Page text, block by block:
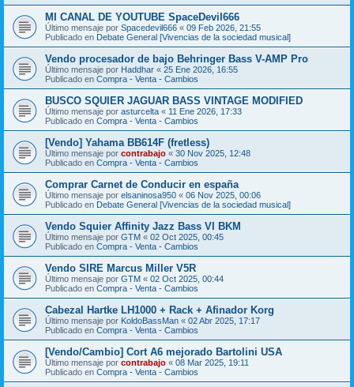
MI CANAL DE YOUTUBE SpaceDevil666
Último mensaje por Spacedevil666 « 09 Feb 2026, 21:55
Publicado en Debate General [Vivencias de la sociedad musical]
Vendo procesador de bajo Behringer Bass V-AMP Pro
Último mensaje por Haddhar « 25 Ene 2026, 16:55
Publicado en Compra - Venta - Cambios
BUSCO SQUIER JAGUAR BASS VINTAGE MODIFIED
Último mensaje por asturcelta « 11 Ene 2026, 17:33
Publicado en Compra - Venta - Cambios
[Vendo] Yahama BB614F (fretless)
Último mensaje por contrabajo « 30 Nov 2025, 12:48
Publicado en Compra - Venta - Cambios
Comprar Carnet de Conducir en españa
Último mensaje por elsaninosa950 « 06 Nov 2025, 00:06
Publicado en Debate General [Vivencias de la sociedad musical]
Vendo Squier Affinity Jazz Bass VI BKM
Último mensaje por GTM « 02 Oct 2025, 00:45
Publicado en Compra - Venta - Cambios
Vendo SIRE Marcus Miller V5R
Último mensaje por GTM « 02 Oct 2025, 00:44
Publicado en Compra - Venta - Cambios
Cabezal Hartke LH1000 + Rack + Afinador Korg
Último mensaje por KoldoBassMan « 02 Abr 2025, 17:17
Publicado en Compra - Venta - Cambios
[Vendo/Cambio] Cort A6 mejorado Bartolini USA
Último mensaje por contrabajo « 08 Mar 2025, 19:11
Publicado en Compra - Venta - Cambios